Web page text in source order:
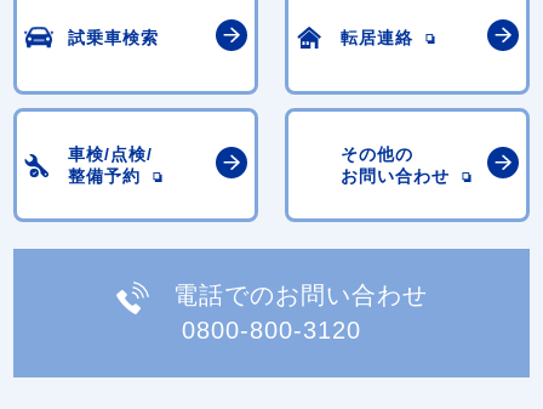
試乗車検索 転居連絡
車検/点検/
整備予約
その他の
お問い合わせ
電話でのお問い合わせ
0800-800-3120